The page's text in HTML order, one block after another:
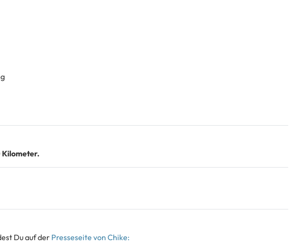
Kilometer.
Du auf der Presseseite von Chike: